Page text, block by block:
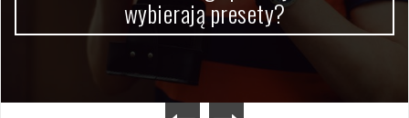
wybierają presety?